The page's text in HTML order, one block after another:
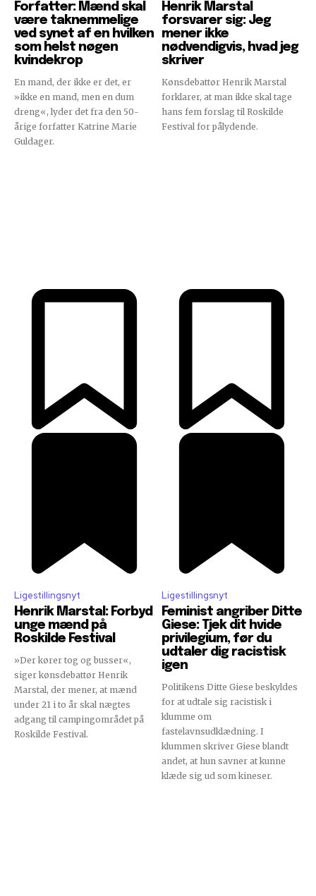
Forfatter: Mænd skal
være taknemmelige
ved synet af en hvilken
som helst nøgen
kvindekrop
En mand, der ikke er det, er
»ikke en mand, men en dum
dreng«, lyder det fra den 50-
årige forfatter Katrine Marie
Guldager.
Henrik Marstal
forsvarer sig: Jeg
mener ikke
nødvendigvis, hvad jeg
skriver
Kønsdebattør Henrik Marstal
forklarer, at man ikke skal tage
hans fem forslag til Roskilde
Festival for pålydende.
Ligestillingsnyt
Henrik Marstal: Forbyd
unge mænd på
Roskilde Festival
»Der kører tog og busser«,
siger kønsdebattør Henrik
Marstal, der mener, at mænd
under 21 i to år skal nægtes
adgang til campingområdet på
Roskilde Festival.
Ligestillingsnyt
Feminist angriber Ditte
Giese: Tjek dit hvide
privilegium, før du
udtaler dig racistisk
igen
Politikens Ditte Giese beskyldes
for at udtale sig racistisk i
klumme om
fastelavnsudklædning. I
klummen skriver Giese blandt
andet, at hun savner at kunne
klæde sig ud som kineser.